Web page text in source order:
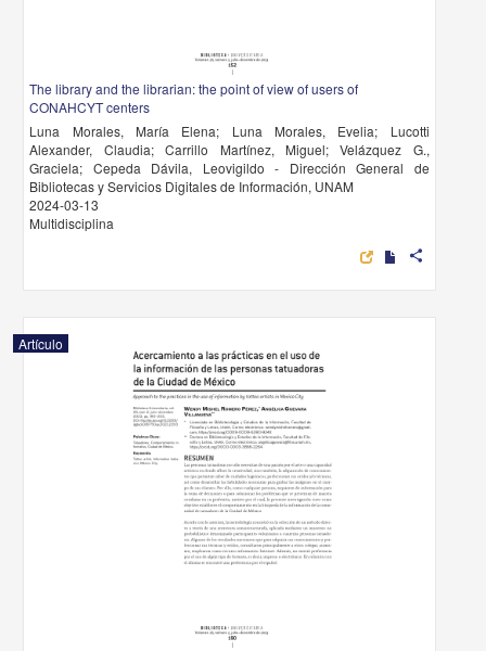
The library and the librarian: the point of view of users of
CONAHCYT centers
Luna Morales, María Elena; Luna Morales, Evelia; Lucotti
Alexander, Claudia; Carrillo Martínez, Miguel; Velázquez G.,
Graciela; Cepeda Dávila, Leovigildo - Dirección General de
Bibliotecas y Servicios Digitales de Información, UNAM
2024-03-13
Multidisciplina
share
Artículo